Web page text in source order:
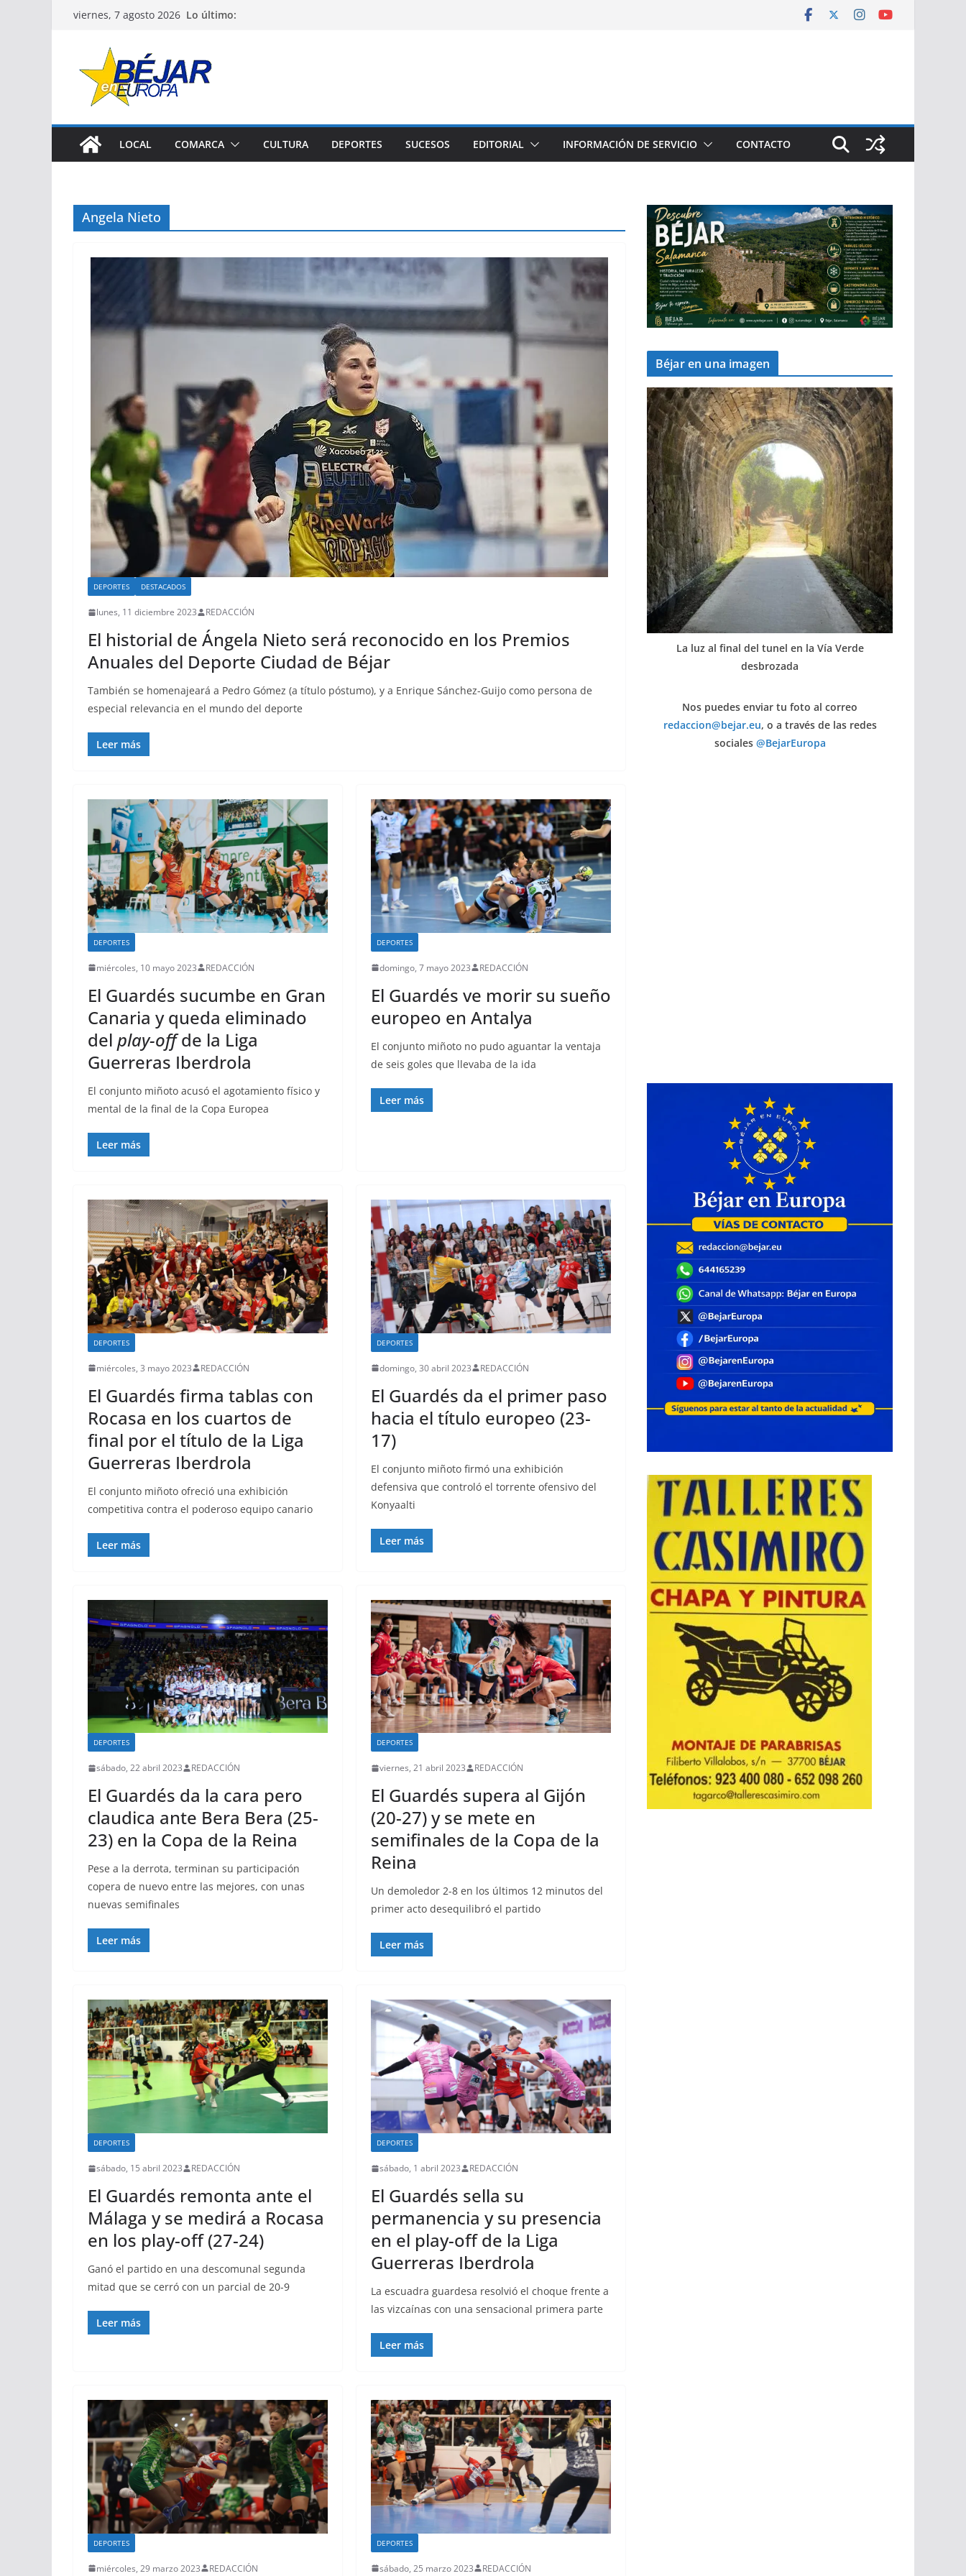
Saltarviernes, 7 agosto 2026 Lo último:
LOCAL COMARCA CULTURA DEPORTES SUCESOS EDITORIAL INFORMACIÓN DE SERVICIO CONTACTO
Angela Nieto
DEPORTES DESTACADOS
lunes, 11 diciembre 2023 REDACCIÓN
El historial de Ángela Nieto será reconocido en los Premios
Anuales del Deporte Ciudad de Béjar
También se homenajeará a Pedro Gómez (a título póstumo), y a Enrique Sánchez-Guijo como persona de
especial relevancia en el mundo del deporte
Leer más
DEPORTES
miércoles, 10 mayo 2023 REDACCIÓN
El Guardés sucumbe en Gran
Canaria y queda eliminado
del play-offde la Liga
Guerreras Iberdrola
El conjunto miñoto acusó el agotamiento físico y
mental de la final de la Copa Europea
Leer más
DEPORTES
domingo, 7 mayo 2023 REDACCIÓN
El Guardés ve morir su sueño
europeo en Antalya
El conjunto miñoto no pudo aguantar la ventaja
de seis goles que llevaba de la ida
Leer más
DEPORTES
miércoles, 3 mayo 2023 REDACCIÓN
El Guardés firma tablas con
Rocasa en los cuartos de
final por el título de la Liga
Guerreras Iberdrola
El conjunto miñoto ofreció una exhibición
competitiva contra el poderoso equipo canario
Leer más
DEPORTES
domingo, 30 abril 2023 REDACCIÓN
El Guardés da el primer paso
hacia el título europeo (23-
17)
El conjunto miñoto firmó una exhibición
defensiva que controló el torrente ofensivo del
Konyaalti
Leer más
DEPORTES
sábado, 22 abril 2023 REDACCIÓN
El Guardés da la cara pero
claudica ante Bera Bera (25-
23) en la Copa de la Reina
Pese a la derrota, terminan su participación
copera de nuevo entre las mejores, con unas
nuevas semifinales
Leer más
DEPORTES
viernes, 21 abril 2023 REDACCIÓN
El Guardés supera al Gijón
(20-27) y se mete en
semifinales de la Copa de la
Reina
Un demoledor 2-8 en los últimos 12 minutos del
primer acto desequilibró el partido
Leer más
DEPORTES
sábado, 15 abril 2023 REDACCIÓN
El Guardés remonta ante el
Málaga y se medirá a Rocasa
en los play-off (27-24)
Ganó el partido en una descomunal segunda
mitad que se cerró con un parcial de 20-9
Leer más
DEPORTES
sábado, 1 abril 2023 REDACCIÓN
El Guardés sella su
permanencia y su presencia
en el play-off de la Liga
Guerreras Iberdrola
La escuadra guardesa resolvió el choque frente a
las vizcaínas con una sensacional primera parte
Leer más
DEPORTES
miércoles, 29 marzo 2023 REDACCIÓN
DEPORTES
sábado, 25 marzo 2023 REDACCIÓN
Béjar en una imagen
La luz al final del tunel en la Vía Verde
desbrozada
Nos puedes enviar tu foto al correo
redaccion@bejar.eu, o a través de las redes
sociales @BejarEuropa